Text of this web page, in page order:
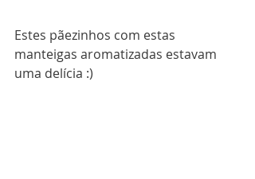
Estes pãezinhos com estas
manteigas aromatizadas estavam
uma delícia :)